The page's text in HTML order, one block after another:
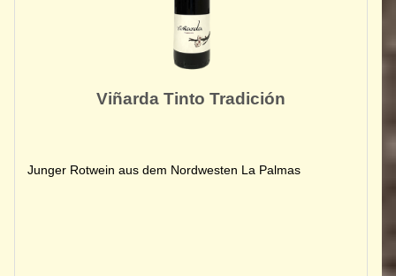
Viñarda Tinto Tradición
Junger Rotwein aus dem Nordwesten La Palmas